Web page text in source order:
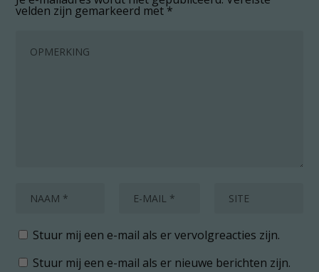
velden zijn gemarkeerd met*
Stuur mij een e-mail als er vervolgreacties zijn.
Stuur mij een e-mail als er nieuwe berichten zijn.